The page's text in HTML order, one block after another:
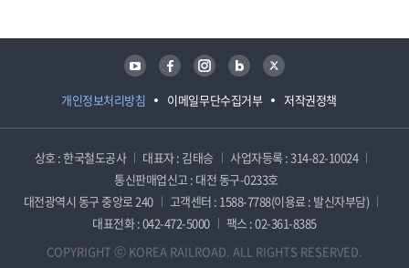
개인정보처리방침 이메일무단수집거부 저작권정책
유튜브 페이스북 인스타그램 블로그 트위터
상호 : 한국철도공사 대표자 : 김태승
사업자등록 : 314-82-10024
통신판매업신고 : 대전 동구-0233호
대전광역시 동구 중앙로 240
고객센터 : 1588-7788(이용료 : 발신자부담)
대표전화 : 042-472-5000
팩스 : 02-361-8385
COPYRIGHT ⓒ KOREA RAILROAD. ALL RIGHTS RESERVED.